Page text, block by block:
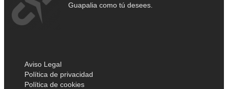
Guapalia como tú desees.
Aviso Legal
Política de privacidad
Política de cookies